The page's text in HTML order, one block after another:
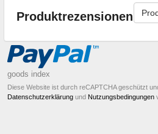
Produktrezensionen
goods index
Diese Website ist durch reCAPTCHA geschützt
Datenschutzerklärung und Nutzungsbedingungen